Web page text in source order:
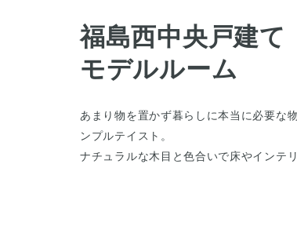
福島西中央戸建て
モデルルーム
あまり物を置かず暮らしに本当に必要な
ンプルテイスト。
ナチュラルな木目と色合いで床やインテ